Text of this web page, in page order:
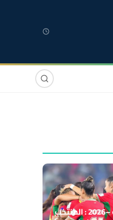
صوت وصورة
كأس أمم إفريقيا للسيدات –2026 : المنتخب